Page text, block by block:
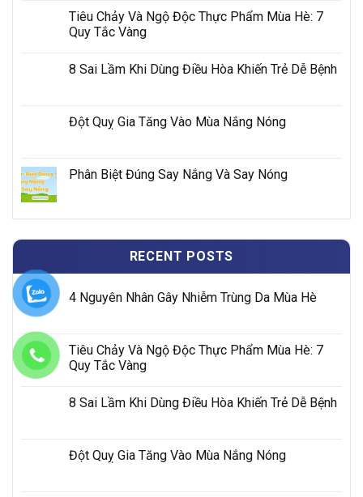
Tiêu Chảy Và Ngộ Độc Thực Phẩm Mùa Hè: 7
Quy Tắc Vàng
8 Sai Lầm Khi Dùng Điều Hòa Khiến Trẻ Dễ Bệnh
Đột Quỵ Gia Tăng Vào Mùa Nắng Nóng
Phân Biệt Đúng Say Nắng Và Say Nóng
RECENT POSTS
4 Nguyên Nhân Gây Nhiễm Trùng Da Mùa Hè
Tiêu Chảy Và Ngộ Độc Thực Phẩm Mùa Hè: 7
Quy Tắc Vàng
8 Sai Lầm Khi Dùng Điều Hòa Khiến Trẻ Dễ Bệnh
Đột Quỵ Gia Tăng Vào Mùa Nắng Nóng